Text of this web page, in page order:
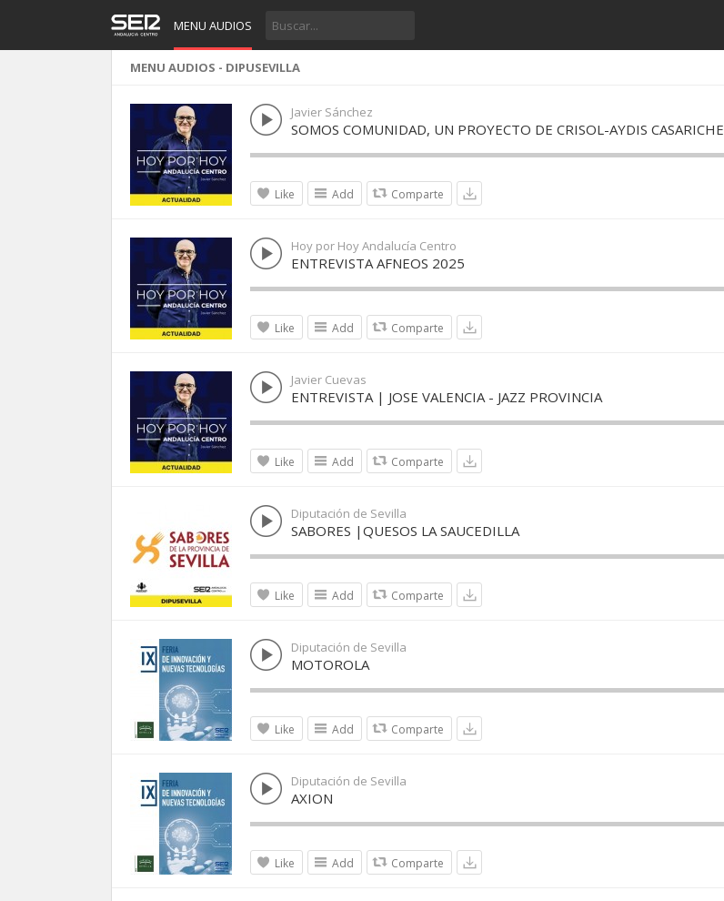
MENU AUDIOS
MENU AUDIOS - DIPUSEVILLA
Javier Sánchez
SOMOS COMUNIDAD, UN PROYECTO DE CRISOL-AYDIS CASARICHE
Like Add Comparte
Hoy por Hoy Andalucía Centro
ENTREVISTA AFNEOS 2025
Like Add Comparte
Javier Cuevas
ENTREVISTA | JOSE VALENCIA - JAZZ PROVINCIA
Like Add Comparte
Diputación de Sevilla
SABORES |QUESOS LA SAUCEDILLA
Like Add Comparte
Diputación de Sevilla
MOTOROLA
Like Add Comparte
Diputación de Sevilla
AXION
Like Add Comparte